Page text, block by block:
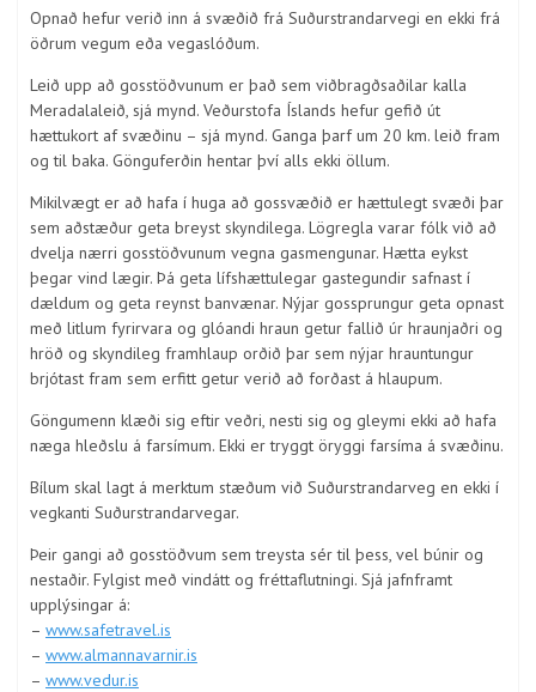
Opnað hefur verið inn á svæðið frá Suðurstrandarvegi en ekki frá
öðrum vegum eða vegaslóðum.
Leið upp að gosstöðvunum er það sem viðbragðsaðilar kalla
Meradalaleið, sjá mynd. Veðurstofa Íslands hefur gefið út
hættukort af svæðinu – sjá mynd. Ganga þarf um 20 km. leið fram
og til baka. Gönguferðin hentar því alls ekki öllum.
Mikilvægt er að hafa í huga að gossvæðið er hættulegt svæði þar
sem aðstæður geta breyst skyndilega. Lögregla varar fólk við að
dvelja nærri gosstöðvunum vegna gasmengunar. Hætta eykst
þegar vind lægir. Þá geta lífshættulegar gastegundir safnast í
dældum og geta reynst banvænar. Nýjar gossprungur geta opnast
með litlum fyrirvara og glóandi hraun getur fallið úr hraunjaðri og
hröð og skyndileg framhlaup orðið þar sem nýjar hrauntungur
brjótast fram sem erfitt getur verið að forðast á hlaupum.
Göngumenn klæði sig eftir veðri, nesti sig og gleymi ekki að hafa
næga hleðslu á farsímum. Ekki er tryggt öryggi farsíma á svæðinu.
Bílum skal lagt á merktum stæðum við Suðurstrandarveg en ekki í
vegkanti Suðurstrandarvegar.
Þeir gangi að gosstöðvum sem treysta sér til þess, vel búnir og
nestaðir. Fylgist með vindátt og fréttaflutningi. Sjá jafnframt
upplýsingar á:
– www.safetravel.is
– www.almannavarnir.is
– www.vedur.is